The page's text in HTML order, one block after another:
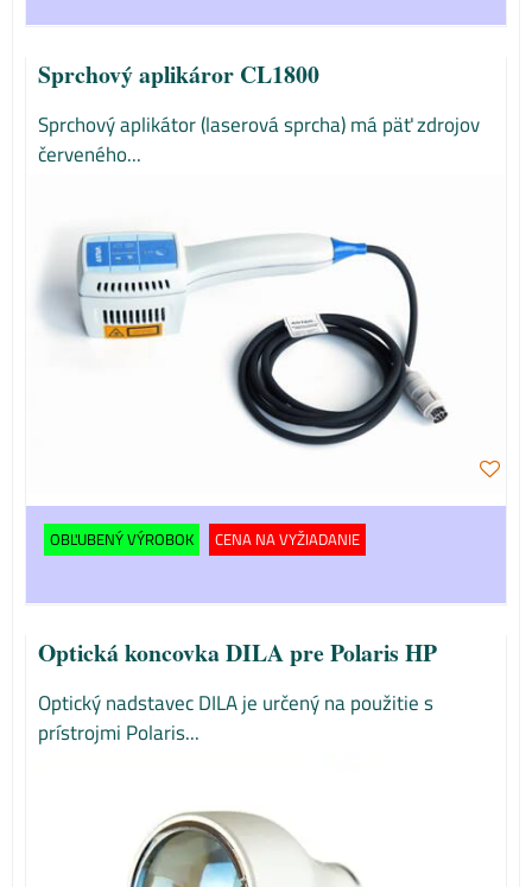
Sprchový aplikáror CL1800
Sprchový aplikátor (laserová sprcha) má päť zdrojov
červeného...
OBĽUBENÝ VÝROBOK CENA NA VYŽIADANIE
Optická koncovka DILA pre Polaris HP
Optický nadstavec DILA je určený na použitie s
prístrojmi Polaris...